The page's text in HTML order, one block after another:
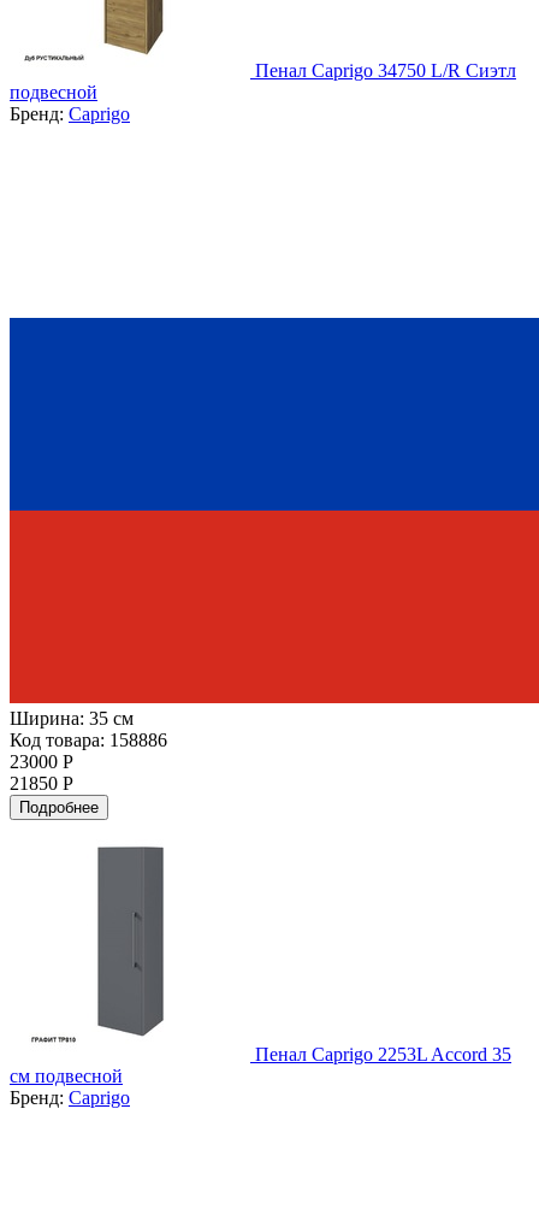
Пенал Caprigo 34750 L/R Сиэтл
подвесной
Бренд: Caprigo
Ширина: 35 см
Код товара: 158886
23000 Р
21850 Р
Подробнее
Пенал Caprigo 2253L Accord 35
см подвесной
Бренд: Caprigo